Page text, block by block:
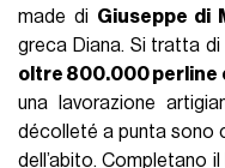
made di Giuseppe di
greca Diana. Si tratta
oltre 800.000 perline
una lavorazione
décolleté a punta sono
dell’abito. Completano